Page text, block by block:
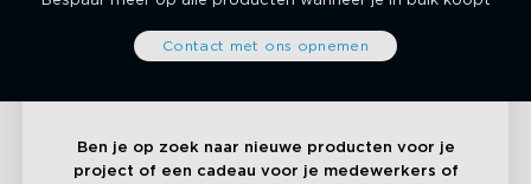
Contact met ons opnemen
Ben je op zoek naar nieuwe producten voor je
project of een cadeau voor je medewerkers of